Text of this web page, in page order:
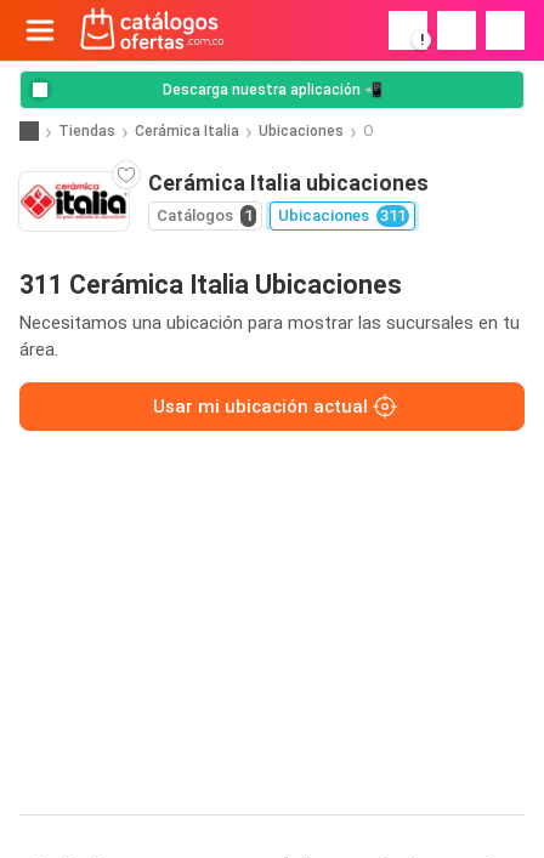
!
Descarga nuestra aplicación 📲
Tiendas Cerámica Italia Ubicaciones O
Cerámica Italia ubicaciones
Catálogos 1 Ubicaciones 311
311 Cerámica Italia Ubicaciones
Necesitamos una ubicación para mostrar las sucursales en tu
área.
Usar mi ubicación actual